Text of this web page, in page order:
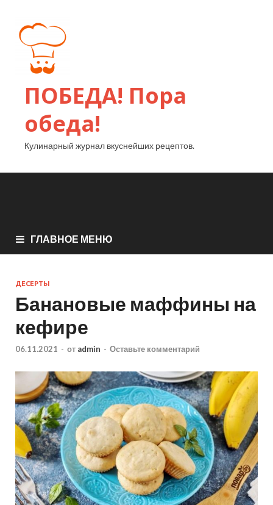
ПОБЕДА! Пора
обеда!
Кулинарный журнал вкуснейших рецептов.
ГЛАВНОЕ МЕНЮ
ДЕСЕРТЫ
Банановые маффины на
кефире
06.11.2021 - от admin - Оставьте комментарий